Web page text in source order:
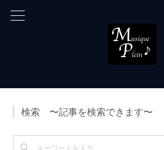
検索 〜記事を検索できます〜